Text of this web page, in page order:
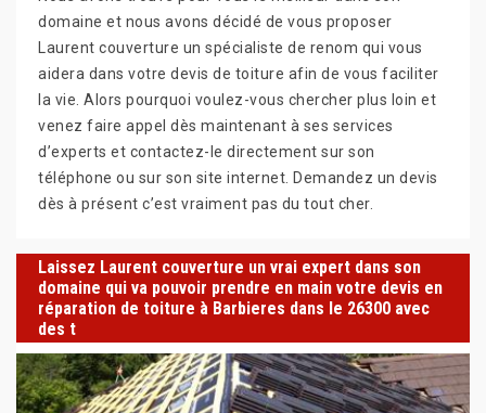
domaine et nous avons décidé de vous proposer
Laurent couverture un spécialiste de renom qui vous
aidera dans votre devis de toiture afin de vous faciliter
la vie. Alors pourquoi voulez-vous chercher plus loin et
venez faire appel dès maintenant à ses services
d’experts et contactez-le directement sur son
téléphone ou sur son site internet. Demandez un devis
dès à présent c’est vraiment pas du tout cher.
Laissez Laurent couverture un vrai expert dans son
domaine qui va pouvoir prendre en main votre devis en
réparation de toiture à Barbieres dans le 26300 avec
des t